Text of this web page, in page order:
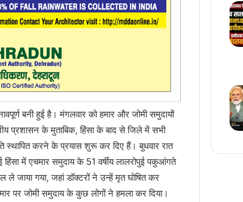
बनी हुई है। मंगलवार को हमार और जोमी समुदायों
प्रशासन के मुताबिक, हिंसा के बाद से जिले में सभी
करने के प्रयास शुरू कर दिए हैं। बुधवार रात
हिंसा में एचमार समुदाय के 51 वर्षीय लालरोपुई पकुआंगते
जाया गया, जहां डॉक्टरों ने उन्हें मृत घोषित कर
पर जोमी समुदाय के कुछ लोगों ने हमला कर दिया।